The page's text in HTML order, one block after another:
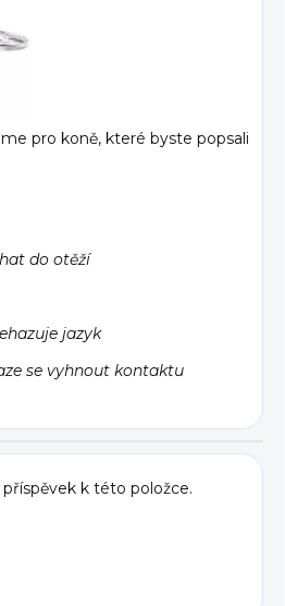
pro koně, které byste popsali
do otěží
jazyk
se vyhnout kontaktu
k této položce.